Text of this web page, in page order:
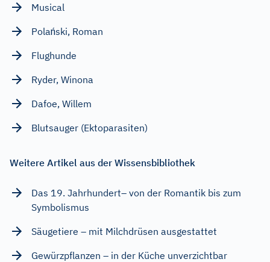
Musical
Polański, Roman
Flughunde
Ryder, Winona
Dafoe, Willem
Blutsauger (Ektoparasiten)
Weitere Artikel aus der Wissensbibliothek
Das 19. Jahrhundert– von der Romantik bis zum
Symbolismus
Säugetiere – mit Milchdrüsen ausgestattet
Gewürzpflanzen – in der Küche unverzichtbar